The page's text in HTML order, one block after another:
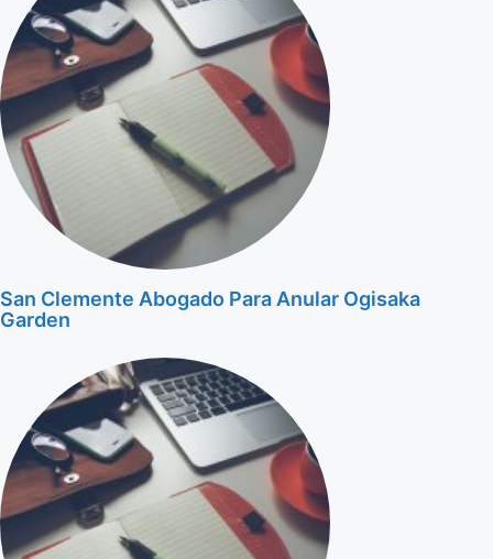
San Clemente Abogado Para Anular Ogisaka
Garden